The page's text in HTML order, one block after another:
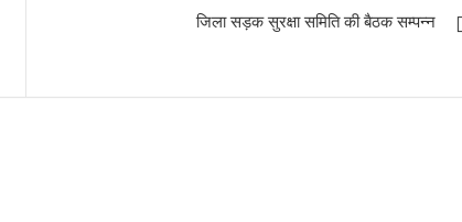
जिला सड़क सुरक्षा समिति की बैठक सम्पन्न